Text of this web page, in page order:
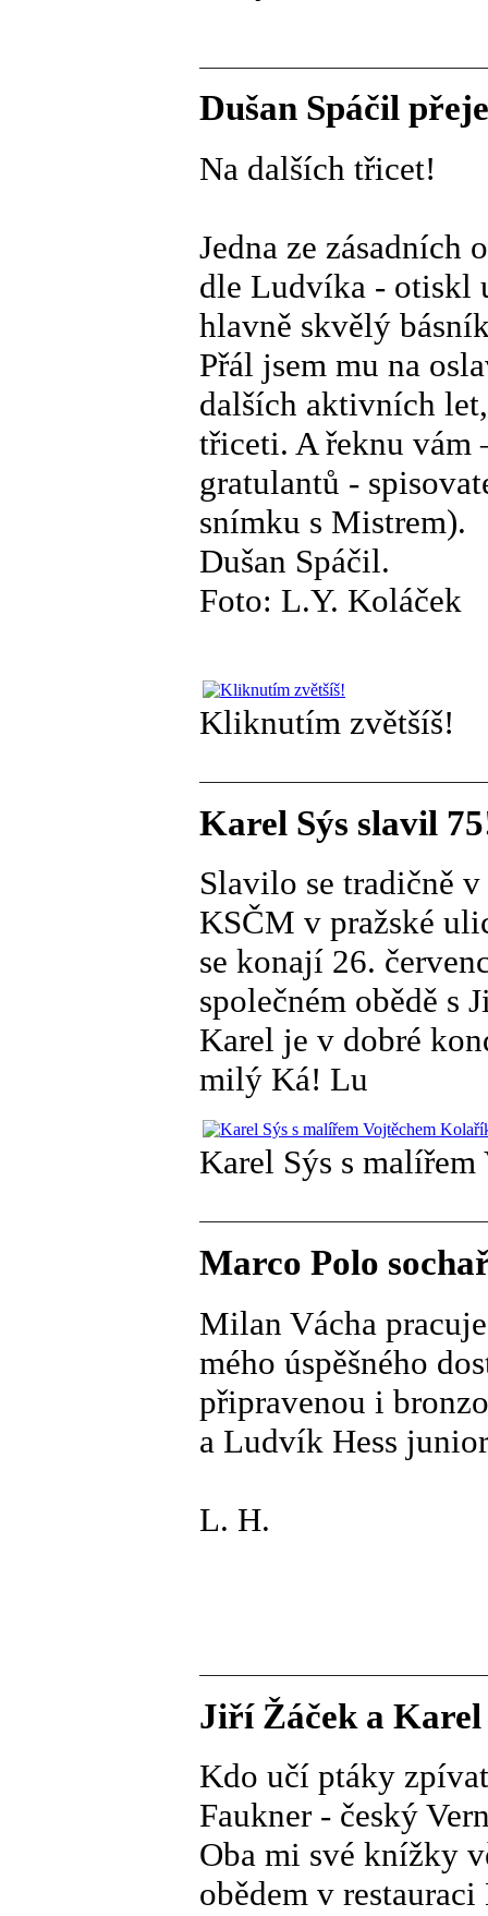
Dušan Spáčil
Na dalších třicet!
Jedna ze
dle Ludvíka - otiskl
hlavně skvělý
Přál jsem mu na
dalších aktivních
třiceti. A řeknu vám
gratulantů -
snímku s Mistrem).
Dušan Spáčil.
Foto: L.Y. Koláček
Kliknutím zvětšíš!
Karel Sýs slavil
Slavilo se tradičně
KSČM v pražské
se konají 26.
společném obědě s
Karel je v dobré
milý Ká! Lu
Karel Sýs s
Marco Polo
Milan Vácha
mého úspěšného
připravenou i
a Ludvík Hess
L. H.
Jiří Žáček a Karel
Kdo učí ptáky
Faukner - český
Oba mi své knížky
obědem v